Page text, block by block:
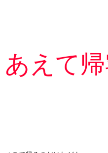
あえて